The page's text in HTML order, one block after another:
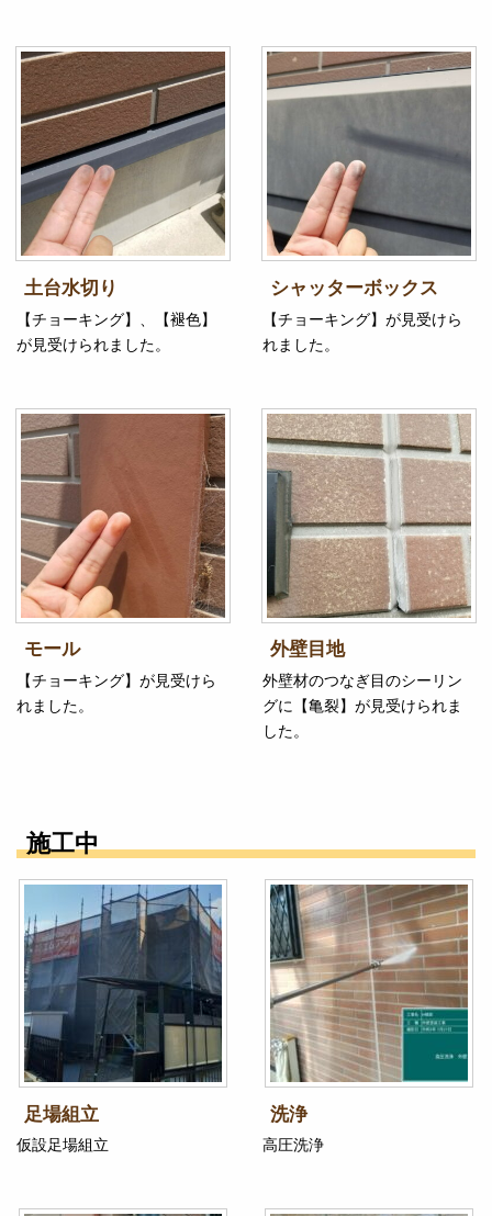
土台水切り
【チョーキング】、【褪色】
が見受けられました。
シャッターボックス
【チョーキング】が見受けら
れました。
モール
【チョーキング】が見受けら
れました。
外壁目地
外壁材のつなぎ目のシーリン
グに【亀裂】が見受けられま
した。
施工中
足場組立
仮設足場組立
洗浄
高圧洗浄